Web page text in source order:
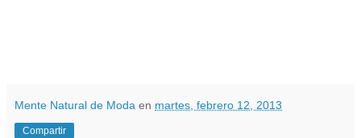
Mente Natural de Moda en martes, febrero 12, 2013
Compartir